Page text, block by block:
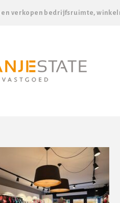
verkopen bedrijfsruimte,